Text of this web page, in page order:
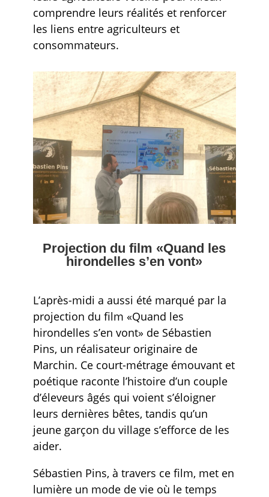
comprendre leurs réalités et renforcer
les liens entre agriculteurs et
consommateurs.
Projection du film «Quand les
hirondelles s’en vont»
L’après-midi a aussi été marqué par la
projection du film «Quand les
hirondelles s’en vont» de Sébastien
Pins, un réalisateur originaire de
Marchin. Ce court-métrage émouvant et
poétique raconte l’histoire d’un couple
d’éleveurs âgés qui voient s’éloigner
leurs dernières bêtes, tandis qu’un
jeune garçon du village s’efforce de les
aider.
Sébastien Pins, à travers ce film, met en
lumière un mode de vie où le temps